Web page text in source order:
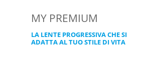
MY PREMIUM
LA LENTE PROGRESSIVA CHE SI
ADATTA AL TUO STILE DI VITA